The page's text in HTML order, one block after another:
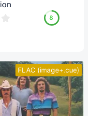
8
FLAC (image+.cue)